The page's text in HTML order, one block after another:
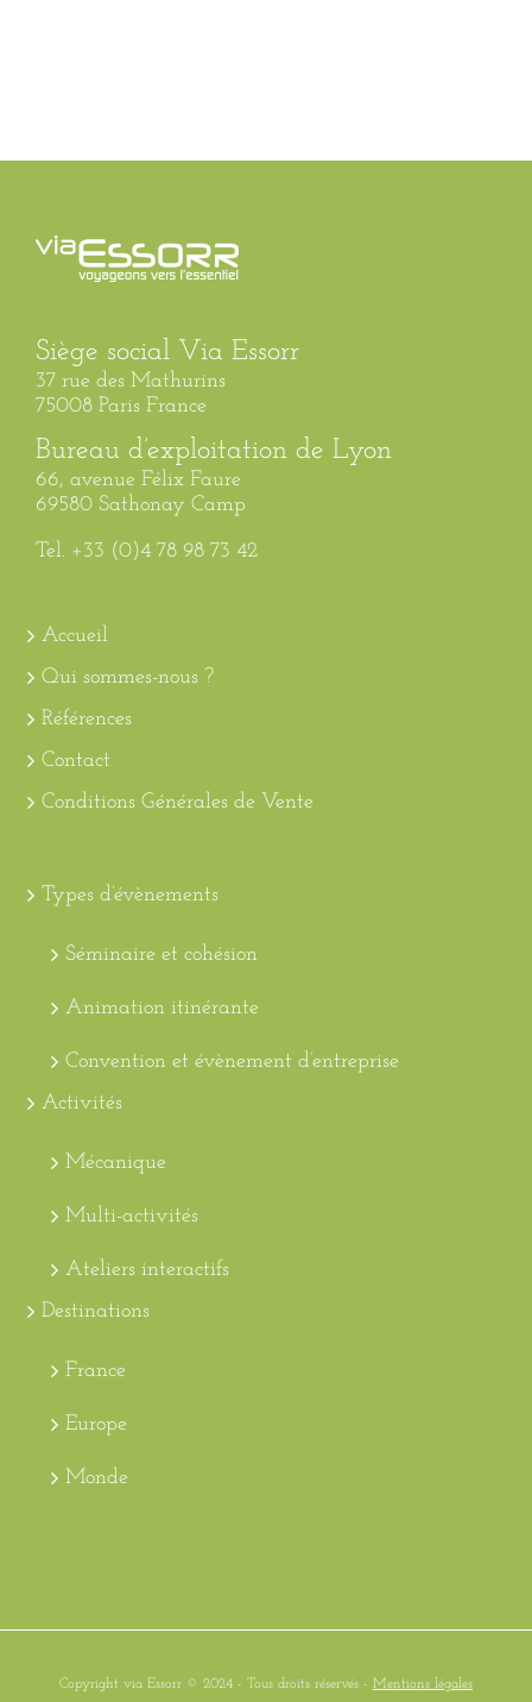
Siège social Via Essorr
37 rue des Mathurins
75008 Paris France
Bureau d’exploitation de Lyon
66, avenue Félix Faure
69580 Sathonay Camp
Tel. +33 (0)4 78 98 73 42
Accueil
Qui sommes-nous ?
Références
Contact
Conditions Générales de Vente
Types d’évènements
Séminaire et cohésion
Animation itinérante
Convention et évènement d’entreprise
Activités
Mécanique
Multi-activités
Ateliers interactifs
Destinations
France
Europe
Monde
Copyright via Essorr © 2024 - Tous droits réservés - Mentions légales